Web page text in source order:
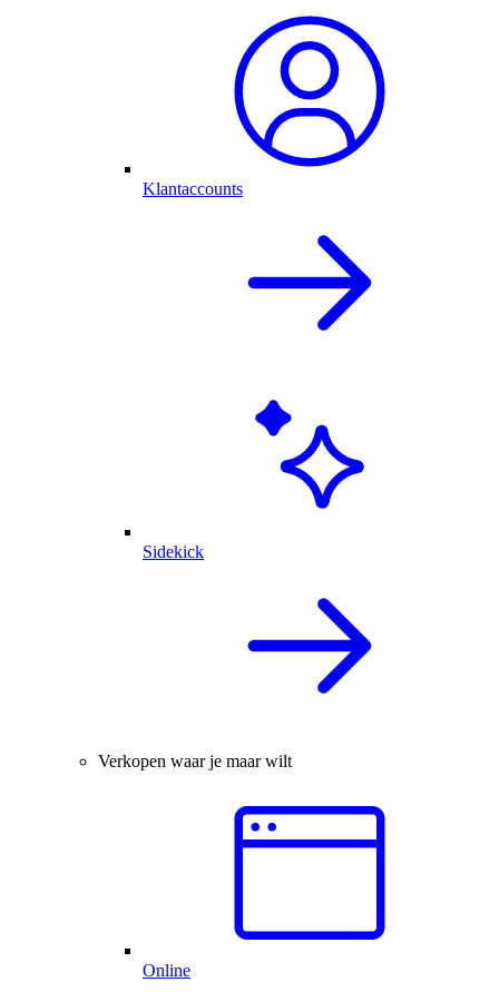
Klantaccounts
Sidekick
Verkopen waar je maar wilt
Online